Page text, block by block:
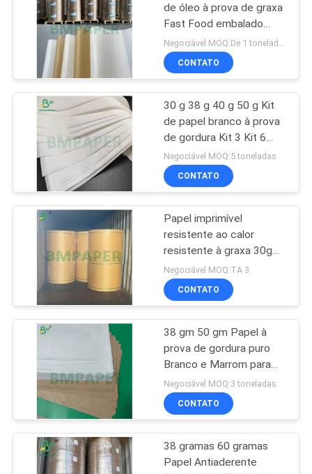
QUALIDADE
CONTACTE-
NOS
NOTÍCIAS
CASOS
MAPA
SITE
POLÍTICA
PRIVACIDADE
de óleo à prova de graxa
Fast Food embalado
hambúrguer papel de rolo
CONTATO
30 g 38 g 40 g 50 g Kit
de papel branco à prova
de gordura Kit 3 Kit 6
Para embalagem de
hambúrguer sanduíche
Negociável MOQ:5 toneladas
CONTATO
Papel imprimível
resistente ao calor
resistente à graxa 30gm
- 80gm branco marrom
Café
Negociável MOQ:TA 3
CONTATO
38 gm 50 gm Papel à
prova de gordura puro
Branco e Marrom para
sacos de sanduíche
Negociável MOQ:3 toneladas
CONTATO
38 gramas 60 gramas
Papel Antiaderente